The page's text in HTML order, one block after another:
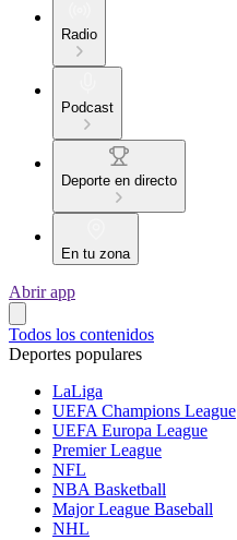
Radio
Podcast
Deporte en directo
En tu zona
Abrir app
Todos los contenidos
Deportes populares
LaLiga
UEFA Champions League
UEFA Europa League
Premier League
NFL
NBA Basketball
Major League Baseball
NHL